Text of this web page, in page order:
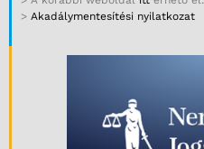
> Akadálymentesítési nyilatkozat